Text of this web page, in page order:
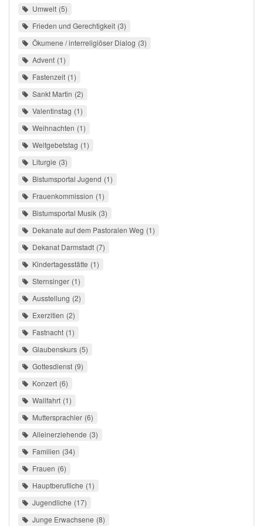
Umwelt 5
Frieden und Gerechtigkeit 3
Ökumene / interreligiöser Dialog 3
Advent 1
Fastenzeit 1
Sankt Martin 2
Valentinstag 1
Weihnachten 1
Weltgebetstag 1
Liturgie 3
Bistumsportal Jugend 1
Frauenkommission 1
Bistumsportal Musik 3
Dekanate auf dem Pastoralen Weg 1
Dekanat Darmstadt 7
Kindertagesstätte 1
Sternsinger 1
Ausstellung 2
Exerzitien 2
Fastnacht 1
Glaubenskurs 5
Gottesdienst 9
Konzert 6
Wallfahrt 1
Muttersprachler 6
Alleinerziehende 3
Familien 34
Frauen 6
Hauptberufliche 1
Jugendliche 17
Junge Erwachsene 8